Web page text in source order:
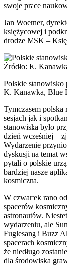
swoje prace
Jan Woerner,
księżycowej i
drodze MSK –
Polskie stanowisko
K. Kanawka, Blue
Tymczasem polska
sesjach jak i
stanowiska było
dzień wcześniej –
Wydarzenie
dyskusji na temat
pytali o polskie
bardziej nasze
kosmiczna.
W czwartek rano
spacerów
astronautów.
wydarzeniu, ale
Fuglesang i Buzz
spacerach
że niedługo
dla środowiska